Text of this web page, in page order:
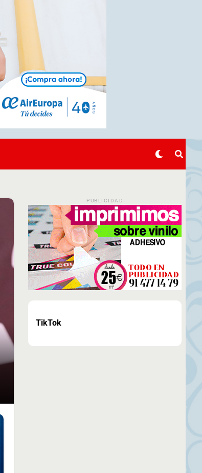
PUBLICIDAD
TikTok